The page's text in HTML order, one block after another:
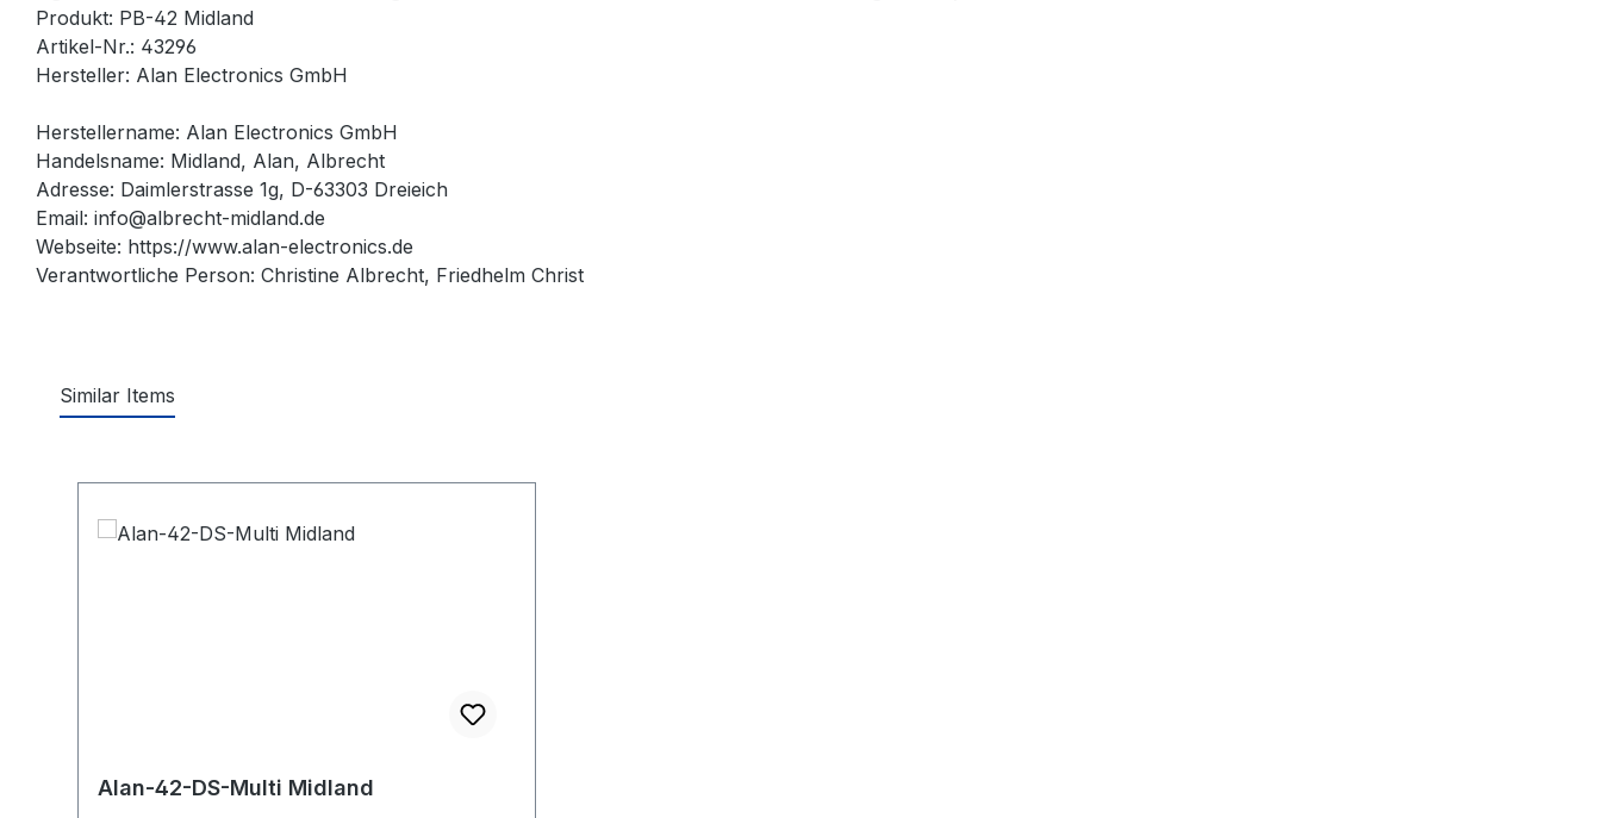
Produkt: PB-42 Midland
Artikel-Nr.: 43296
Hersteller: Alan Electronics GmbH
Herstellername: Alan Electronics GmbH
Handelsname: Midland, Alan, Albrecht
Adresse: Daimlerstrasse 1g, D-63303 Dreieich
Email: info@albrecht-midland.de
Webseite: https://www.alan-electronics.de
Verantwortliche Person: Christine Albrecht, Friedhelm Christ
Similar Items
Alan-42-DS-Multi Midland